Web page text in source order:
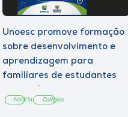
Unoesc promove formação
sobre desenvolvimento e
aprendizagem para
familiares de estudantes
Notícia Colégios